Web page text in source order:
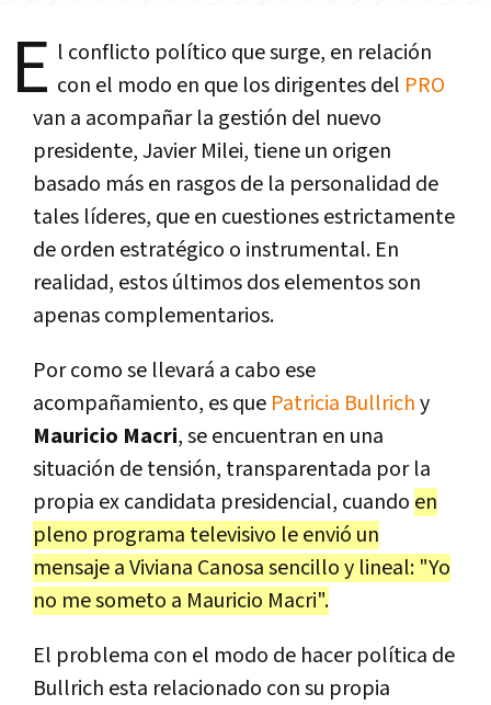
E l conflicto político que surge, en relación
con el modo en que los dirigentes del PRO
van a acompañar la gestión del nuevo
presidente, Javier Milei, tiene un origen
basado más en rasgos de la personalidad de
tales líderes, que en cuestiones estrictamente
de orden estratégico o instrumental. En
realidad, estos últimos dos elementos son
apenas complementarios.
Por como se llevará a cabo ese
acompañamiento, es que Patricia Bullrichy
Mauricio Macri, se encuentran en una
situación de tensión, transparentada por la
propia ex candidata presidencial, cuando en
pleno programa televisivo le envió un
mensaje a Viviana Canosa sencillo y lineal: "Yo
no me someto a Mauricio Macri".
El problema con el modo de hacer política de
Bullrich esta relacionado con su propia